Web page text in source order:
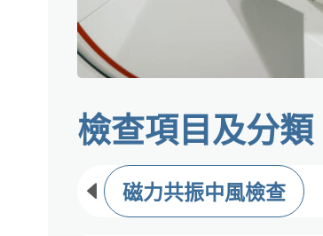
檢查項目及分類​
磁力共振中風檢查